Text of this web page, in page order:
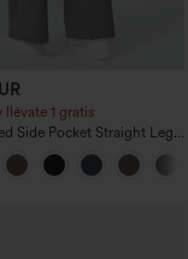
+15
llévate 1 gratis
Side Pocket Straight Leg